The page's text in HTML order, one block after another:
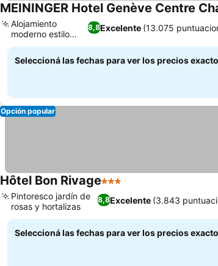
MEININGER Hotel Genève Centre
8,8Excelente (13.075
Alojamiento
moderno estilo
hostal
Seleccioná las fechas para ver los precios
Opción popular
Hôtel Bon Rivage3 Estrellas
8,8Excelente (3.843
Pintoresco jardín de
rosas y hortalizas
Seleccioná las fechas para ver los precios